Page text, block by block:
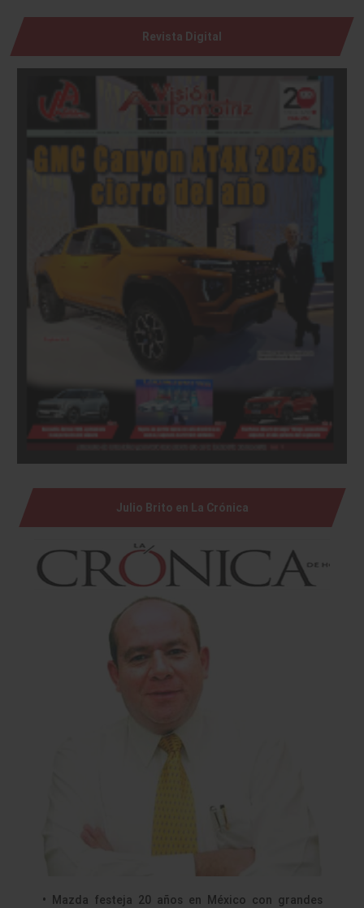
Revista Digital
Julio Brito en La Crónica
• Mazda festeja 20 años en México con grandes